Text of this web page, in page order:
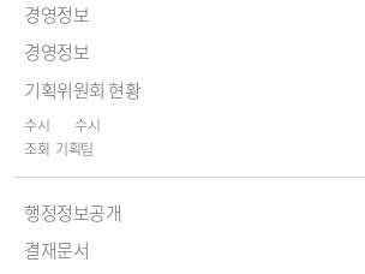
경영정보
경영정보
기획위원회 현황
수시
수시
기획팀
행정정보공개
결재문서